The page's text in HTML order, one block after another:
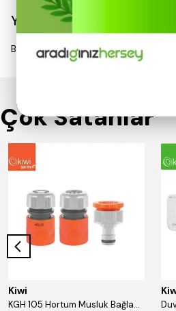
Yorumlar
Bu ürün için henüz yorum yapılmamış.
Çok Satanlar
Kiwi
KGH 105 Hortum Musluk Bağlantı Seti 1/2''